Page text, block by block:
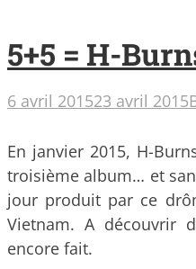
5+5 = H-
6 avril 201523 avril 2015
En janvier 2015, H-
troisième album… et
jour produit par ce
Vietnam. A découvrir
encore fait.